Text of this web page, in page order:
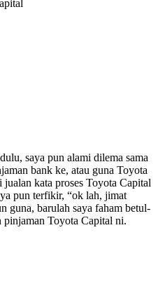
saya pun alami dilema sama
bank ke, atau guna Toyota
kata proses Toyota Capital
pun terfikir, “ok lah, jimat
guna, barulah saya faham betul-
pinjaman Toyota Capital ni.